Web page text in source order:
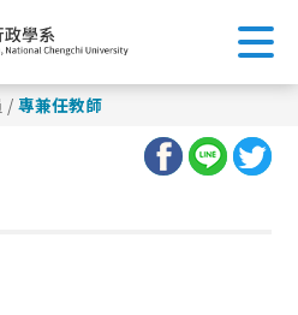
/ 專兼任教師